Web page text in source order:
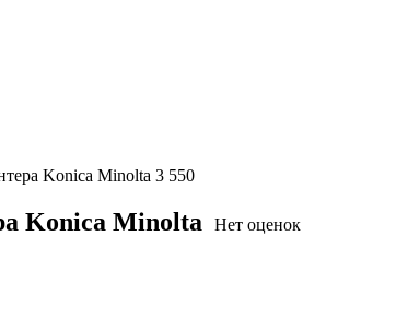
Konica Minolta 3 550
Konica Minolta Нет оценок